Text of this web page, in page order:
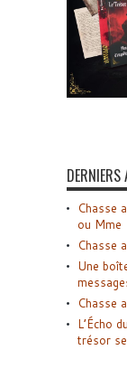
DERNIERS
Chasse
ou Mme
Chasse
Une
Chasse
L’Écho
trésor